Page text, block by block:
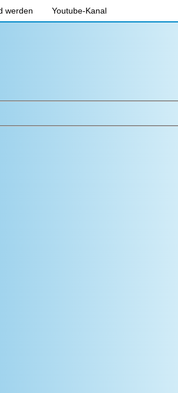
werden Youtube-Kanal